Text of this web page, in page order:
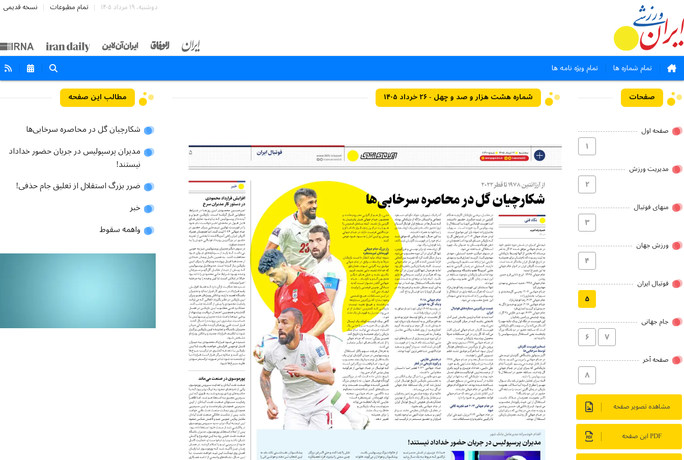
دوشنبه، ۱۹ مرداد ۱۴۰۵ تمام مطبوعات نسخه قدیمی
تمام شماره ها تمام ویژه نامه ها
صفحات
صفحه اول
۱
مدیریت ورزش
۲
منهای فوتبال
۳
ورزش جهان
۴
فوتبال ایران
۵
جام جهانی
۶ ۷
صفحه آخر
۸
مشاهده تصویر صفحه
PDF این صفحه
شماره هشت هزار و صد و چهل - ۲۶ خرداد ۱۴۰۵ مطالب این صفحه
شکارچیان گل در محاصره سرخابی‌ها
مدیران پرسپولیس در جریان حضور خداداد
نیستند!
ضرر بزرگ استقلال از تعلیق جام حذفی!
خبر
واهمه سقوط